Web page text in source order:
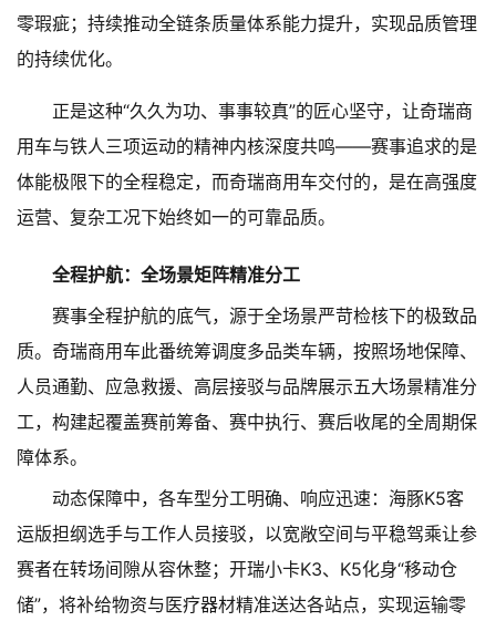
零瑕疵；持续推动全链条质量体系能力提升，实现品质管理
的持续优化。
正是这种“久久为功、事事较真”的匠心坚守，让奇瑞商
用车与铁人三项运动的精神内核深度共鸣——赛事追求的是
体能极限下的全程稳定，而奇瑞商用车交付的，是在高强度
运营、复杂工况下始终如一的可靠品质。
全程护航：全场景矩阵精准分工
赛事全程护航的底气，源于全场景严苛检核下的极致品
质。奇瑞商用车此番统筹调度多品类车辆，按照场地保障、
人员通勤、应急救援、高层接驳与品牌展示五大场景精准分
工，构建起覆盖赛前筹备、赛中执行、赛后收尾的全周期保
障体系。
动态保障中，各车型分工明确、响应迅速：海豚K5客
运版担纲选手与工作人员接驳，以宽敞空间与平稳驾乘让参
赛者在转场间隙从容休整；开瑞小卡K3、K5化身“移动仓
储”，将补给物资与医疗器材精准送达各站点，实现运输零